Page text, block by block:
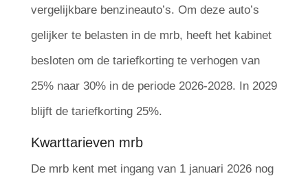
vergelijkbare benzineauto’s. Om deze auto’s
gelijker te belasten in de mrb, heeft het kabinet
besloten om de tariefkorting te verhogen van
25% naar 30% in de periode 2026-2028. In 2029
blijft de tariefkorting 25%.
Kwarttarieven mrb
De mrb kent met ingang van 1 januari 2026 nog